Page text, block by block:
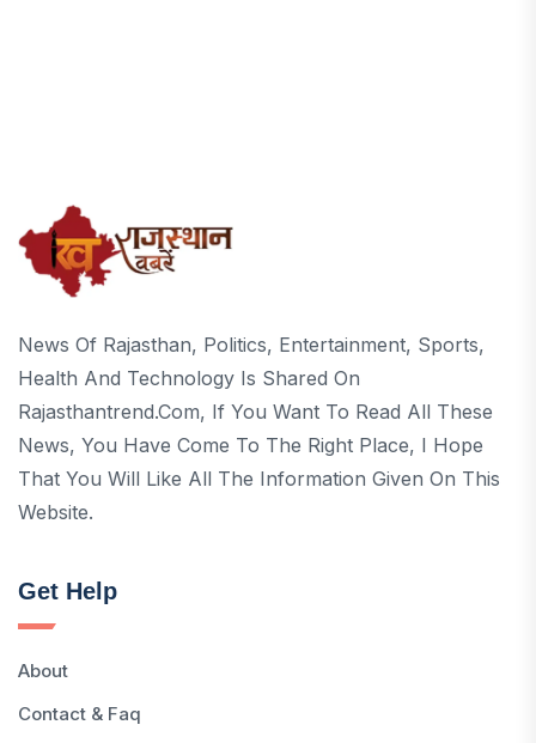
News Of Rajasthan, Politics, Entertainment, Sports,
Health And Technology Is Shared On
Rajasthantrend.com, If You Want To Read All These
News, You Have Come To The Right Place, I Hope
That You Will Like All The Information Given On This
Website.
Get Help
About
Contact & Faq